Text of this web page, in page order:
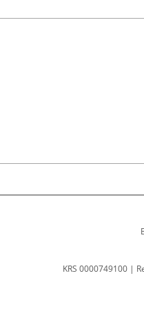
KRS 0000749100 |